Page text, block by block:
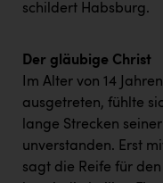
schildert Habsburg.
Der gläubige Christ
Im Alter von 14
ausgetreten, fühlte
lange Strecken
unverstanden. Erst
sagt die Reife für